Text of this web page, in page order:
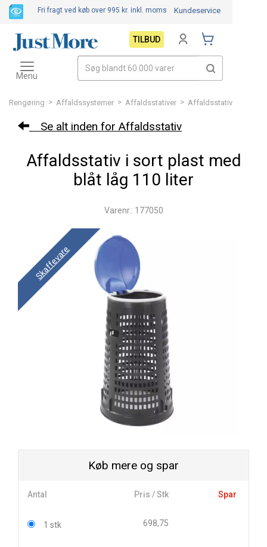
Rengøring > Affaldssystemer > Affaldsstativer > Affaldsstativ
Se alt inden for Affaldsstativ
Affaldsstativ i sort plast med
blåt låg 110 liter
Varenr.: 177050
Skaffevare
Køb mere og spar
Antal Pris / Stk Spar
1 stk 698,75
Fri fragt ved køb over 995 kr. inkl. moms Kundeservice
TILBUD
Toggle
navigation
Menu